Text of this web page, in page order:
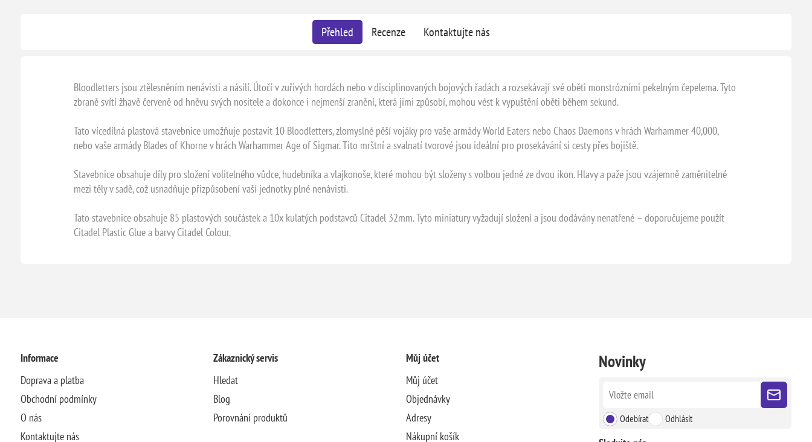
Přehled Recenze Kontaktujte nás
Bloodletters jsou ztělesněním nenávisti a násilí. Útočí v zuřivých hordách nebo v disciplinovaných bojových řadách a rozsekávají své oběti monstrózními pekelným čepelema. Tyto
zbraně svítí žhavě červeně od hněvu svých nositele a dokonce i nejmenší zranění, která jimi způsobí, mohou vést k vypuštění oběti během sekund.
Tato vícedílná plastová stavebnice umožňuje postavit 10 Bloodletters, zlomyslné pěší vojáky pro vaše armády World Eaters nebo Chaos Daemons v hrách Warhammer 40,000,
nebo vaše armády Blades of Khorne v hrách Warhammer Age of Sigmar. Tito mrštní a svalnatí tvorové jsou ideální pro prosekávání si cesty přes bojiště.
Stavebnice obsahuje díly pro složení volitelného vůdce, hudebníka a vlajkonoše, které mohou být složeny s volbou jedné ze dvou ikon. Hlavy a paže jsou vzájemně zaměnitelné
mezi těly v sadě, což usnadňuje přizpůsobení vaší jednotky plné nenávisti.
Tato stavebnice obsahuje 85 plastových součástek a 10x kulatých podstavců Citadel 32mm. Tyto miniatury vyžadují složení a jsou dodávány nenatřené – doporučujeme použít
Citadel Plastic Glue a barvy Citadel Colour.
Informace
Doprava a platba
Obchodní podmínky
O nás
Kontaktujte nás
Zákaznický servis
Hledat
Blog
Porovnání produktů
Můj účet
Můj účet
Objednávky
Adresy
Nákupní košík
Novinky
Odebírat Odhlásit